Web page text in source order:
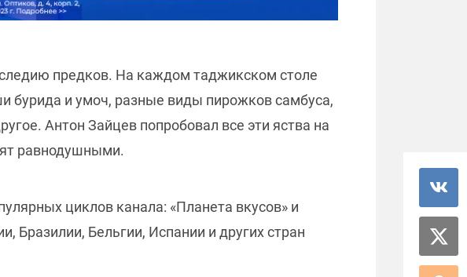
предков. На каждом таджикском столе
бурида и умоч, разные виды пирожков самбуса,
Антон Зайцев попробовал все эти яства на
равнодушными.
циклов канала: «Планета вкусов» и
Бразилии, Бельгии, Испании и других стран